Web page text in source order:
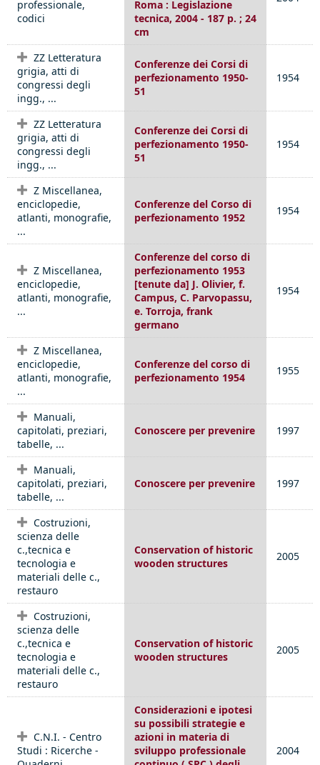
professionale,
codici
Roma : Legislazione
tecnica, 2004 - 187 p. ; 24
cm
ZZ Letteratura
grigia, atti di
congressi degli
ingg., ...
Conferenze dei Corsi di
perfezionamento 1950-
51
1954
ZZ Letteratura
grigia, atti di
congressi degli
ingg., ...
Conferenze dei Corsi di
perfezionamento 1950-
51
1954
Z Miscellanea,
enciclopedie,
atlanti, monografie,
...
Conferenze del Corso di
perfezionamento 1952
1954
Z Miscellanea,
enciclopedie,
atlanti, monografie,
...
Conferenze del corso di
perfezionamento 1953
[tenute da] J. Olivier, f.
Campus, C. Parvopassu,
e. Torroja, frank
germano
1954
Z Miscellanea,
enciclopedie,
atlanti, monografie,
...
Conferenze del corso di
perfezionamento 1954
1955
Manuali,
capitolati, preziari,
tabelle, ...
Conoscere per prevenire 1997
Manuali,
capitolati, preziari,
tabelle, ...
Conoscere per prevenire 1997
Costruzioni,
scienza delle
c.,tecnica e
tecnologia e
materiali delle c.,
restauro
Conservation of historic
wooden structures
2005
Costruzioni,
scienza delle
c.,tecnica e
tecnologia e
materiali delle c.,
restauro
Conservation of historic
wooden structures
2005
C.N.I. - Centro
Studi : Ricerche -
Considerazioni e ipotesi
su possibili strategie e
azioni in materia di
sviluppo professionale
2004